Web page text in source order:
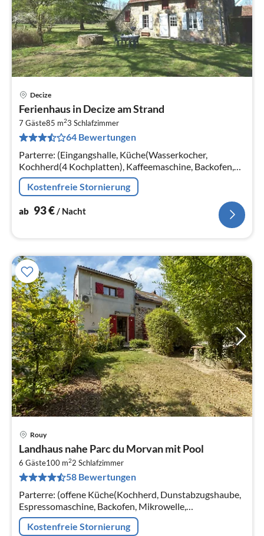
Decize
Ferienhaus in Decize am Strand
7 Gäste85 m23 Schlafzimmer
64 Bewertungen
Parterre: (Eingangshalle, Küche(Wasserkocher,
Kochherd(4 Kochplatten), Kaffeemaschine, Backofen,
Mikrowelle, Kühl-/Gefrierkombination,
Waschmaschine)
Kostenfreie Stornierung
ab 93€/ Nacht
Rouy
Landhaus nahe Parc du Morvan mit Pool
6 Gäste100 m22 Schlafzimmer
58 Bewertungen
Parterre: (offene Küche(Kochherd, Dunstabzugshaube,
Espressomaschine, Backofen, Mikrowelle,
Spülmaschine), Wohn/Esszimmer(TV(Flatscreen,
Satellit), Kaminofen, Sitzecke)
Kostenfreie Stornierung